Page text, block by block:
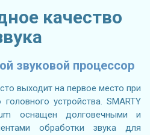
качество
звуковой процессор
выходит на первое место при
устройства. SMARTY
оснащен долговечными и
обработки звука для